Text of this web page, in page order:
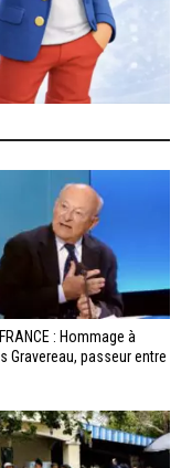
: Hommage à
Gravereau, passeur entre